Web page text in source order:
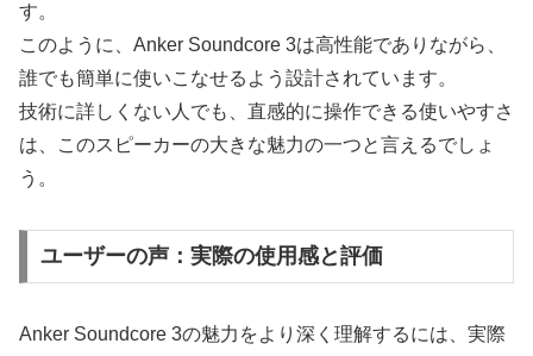
す。
このように、Anker Soundcore 3は高性能でありながら、
誰でも簡単に使いこなせるよう設計されています。
技術に詳しくない人でも、直感的に操作できる使いやすさ
は、このスピーカーの大きな魅力の一つと言えるでしょ
う。
ユーザーの声：実際の使用感と評価
Anker Soundcore 3の魅力をより深く理解するには、実際